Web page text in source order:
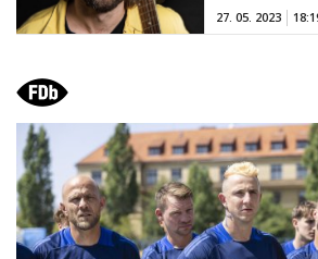
27. 05. 2023